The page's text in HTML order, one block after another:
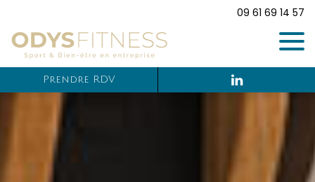
09 61 69 14 57
Prendre RDV